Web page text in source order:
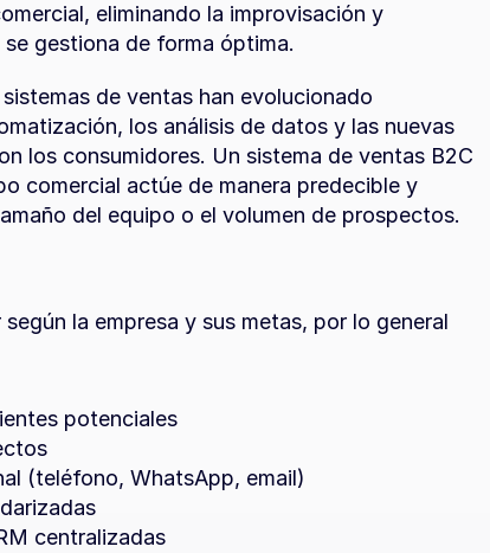
eliminando la improvisación y
gestiona de forma óptima.
de ventas han evolucionado
los análisis de datos y las nuevas
los consumidores. Un sistema de ventas B2C
comercial actúe de manera predecible y
del equipo o el volumen de prospectos.
la empresa y sus metas, por lo general
potenciales
(teléfono, WhatsApp, email)
centralizadas